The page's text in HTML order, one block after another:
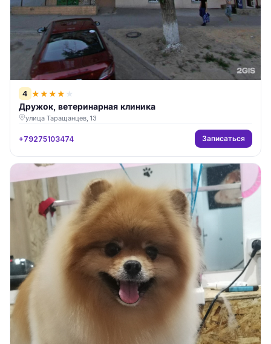
4 ★★★★ ★
Дружок, ветеринарная клиника
улица Таращанцев, 13
+79275103474 Записаться